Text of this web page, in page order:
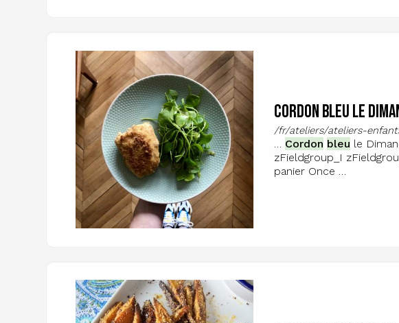
Image
Cordon bleu le
/fr/ateliers/ateliers-
… Cordon bleu le
zFieldgroup_I
panier Once …
Image